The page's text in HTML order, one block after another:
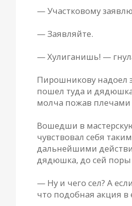
— Участковому
— Заявляйте.
— Хулиганишь! —
Пирошникову надоел
пошел туда и
молча пожав плечами
Вошедши в
чувствовал себя
дальнейшими
дядюшка, до сей поры
— Ну и чего сел? А
что подобная акция в